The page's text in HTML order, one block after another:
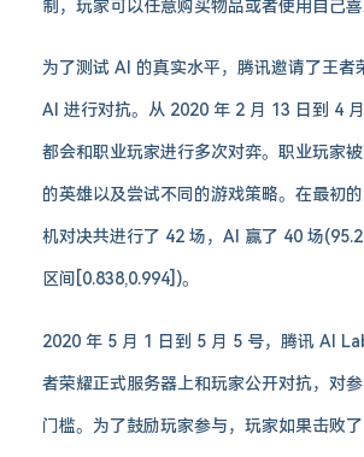
制，玩家可以任意购买物品或者使用自己喜
为了测试 AI 的真实水平，腾讯邀请了王者
AI 进行对抗。从 2020 年 2 月 13 日到 4
都会和职业玩家进行多次对弈。职业玩家
的英雄以及尝试不同的游戏策略。在最初
机对决共进行了 42 场，AI 赢了 40 场
区间[0.838,0.994])。
2020 年 5 月 1 日到 5 月 5 号，腾讯 AI
者荣耀正式服务器上和玩家公开对抗，对
门槛。为了鼓励玩家参与，玩家如果击败